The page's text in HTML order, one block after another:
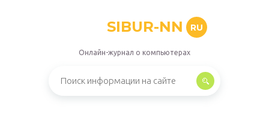
SIBUR-NN RU
Онлайн-журнал о компьютерах